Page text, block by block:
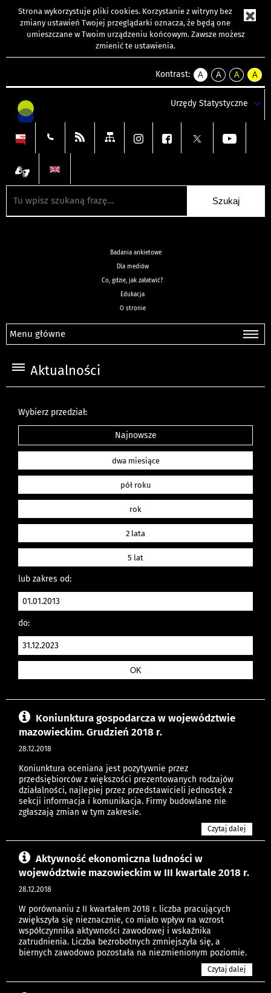
Strona wykorzystuje pliki cookies. Korzystanie z witryny bez
zmiany ustawień Twojej przeglądarki oznacza, że będą one
umieszczane w Twoim urządzeniu końcowym. Zawsze możesz
zmienić te ustawienia.
Kontrast:
A
kontrast
A
kontrast
tekst
czarnym
A
kontrast
tekst
czarnym
A
tekst
żółtym
Urzędy Statystyczne
Badania ankietowe
Dla mediów
Co, gdzie, jak załatwić?
Edukacja
O stronie
Menu główne
Aktualności
Wybierz przedział:
Najnowsze
dwa miesiące
pół roku
rok
2 lata
5 lat
lub zakres od:
do:
Koniunktura gospodarcza w województwie
mazowieckim. Grudzień 2018 r.
28.12.2018
Koniunktura oceniana jest pozytywnie przez
przedsiębiorców z większości prezentowanych rodzajów
działalności, najlepiej przez przedstawicieli jednostek z
sekcji informacja i komunikacja. Firmy budowlane nie
zgłaszają zmian w tym zakresie.
Czytaj dalej
Aktywność ekonomiczna ludności w
województwie mazowieckim w III kwartale 2018 r.
28.12.2018
W porównaniu z II kwartałem 2018 r. liczba pracujących
zwiększyła się nieznacznie, co miało wpływ na wzrost
współczynnika aktywności zawodowej i wskaźnika
zatrudnienia. Liczba bezrobotnych zmniejszyła się, a
biernych zawodowo pozostała na niezmienionym poziomie.
Czytaj dalej